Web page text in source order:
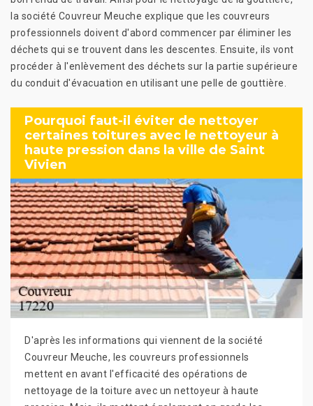
la société Couvreur Meuche explique que les couvreurs
professionnels doivent d'abord commencer par éliminer les
déchets qui se trouvent dans les descentes. Ensuite, ils vont
procéder à l'enlèvement des déchets sur la partie supérieure
du conduit d'évacuation en utilisant une pelle de gouttière.
Pourquoi faut-il éviter de nettoyer
certaines toitures avec le nettoyeur à
haute pression dans la ville de Saint
Vivien
D'après les informations qui viennent de la société
Couvreur Meuche, les couvreurs professionnels
mettent en avant l'efficacité des opérations de
nettoyage de la toiture avec un nettoyeur à haute